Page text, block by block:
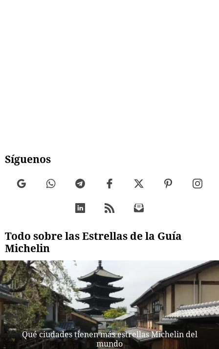
Síguenos
Todo sobre las Estrellas de la Guía
Michelin
Qué ciudades tienen más estrellas Michelin del
mundo